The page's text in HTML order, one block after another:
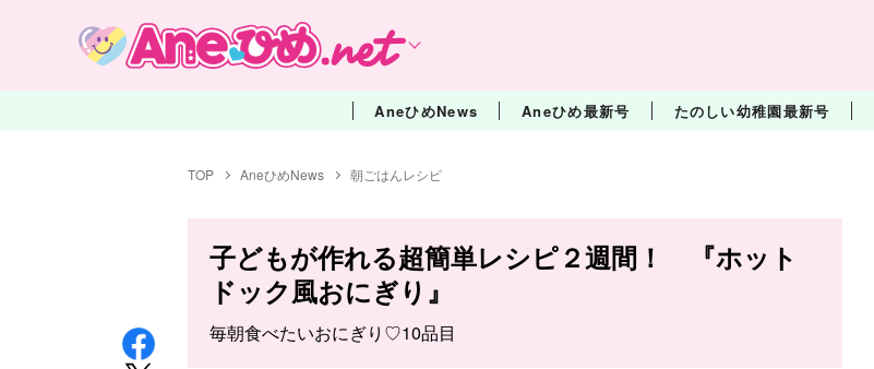
AneひめNews Aneひめ最新号 たのしい幼稚園最新号
TOP AneひめNews 朝ごはんレシピ
子どもが作れる超簡単レシピ２週間！ 『ホット
ドック風おにぎり』
毎朝食べたいおにぎり♡10品目